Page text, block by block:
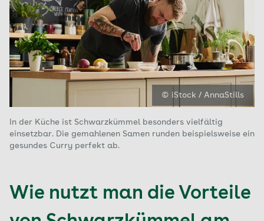
© iStock / AnnaStills
In der Küche ist Schwarzkümmel besonders vielfältig
einsetzbar. Die gemahlenen Samen runden beispielsweise ein
gesundes Curry perfekt ab.
Wie nutzt man die Vorteile